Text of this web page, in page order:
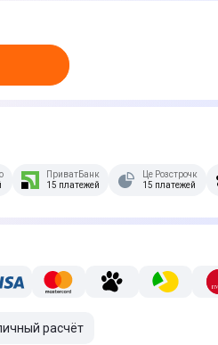
Скибочка.
ПриватБанк
15 платежей
Це Розстрочка
15 платежей
расчёт